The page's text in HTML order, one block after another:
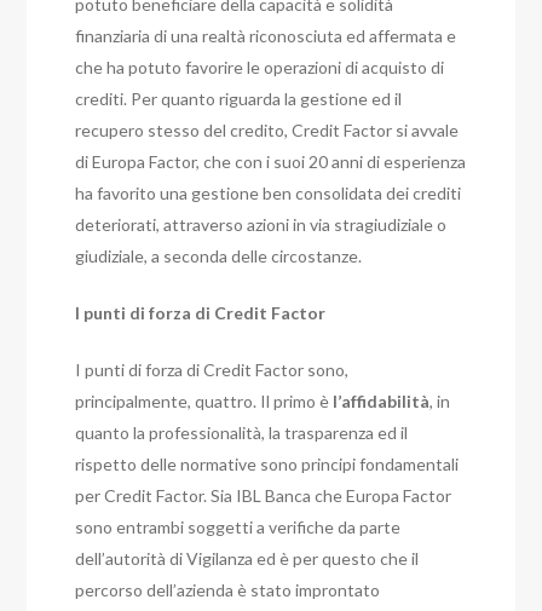
finanziaria di una realtà riconosciuta ed affermata e
che ha potuto favorire le operazioni di acquisto di
crediti. Per quanto riguarda la gestione ed il
recupero stesso del credito, Credit Factor si avvale
di Europa Factor, che con i suoi 20 anni di esperienza
ha favorito una gestione ben consolidata dei crediti
deteriorati, attraverso azioni in via stragiudiziale o
giudiziale, a seconda delle circostanze.
I punti di forza di Credit Factor
I punti di forza di Credit Factor sono,
principalmente, quattro. Il primo è l’affidabilità, in
quanto la professionalità, la trasparenza ed il
rispetto delle normative sono principi fondamentali
per Credit Factor. Sia IBL Banca che Europa Factor
sono entrambi soggetti a verifiche da parte
dell’autorità di Vigilanza ed è per questo che il
percorso dell’azienda è stato improntato